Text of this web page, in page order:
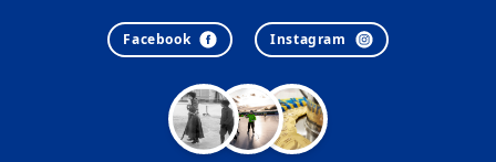
Facebook Instagram